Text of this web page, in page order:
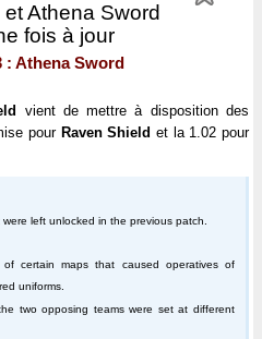
Athena Sword
fois à jour
: Athena Sword
vient de mettre à disposition des
pour Raven Shield et la 1.02 pour
left unlocked in the previous patch.
certain maps that caused operatives of
uniforms.
two opposing teams were set at different